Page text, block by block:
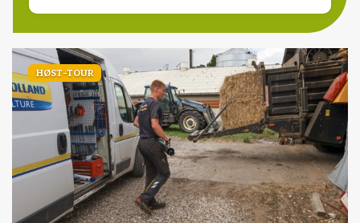
HØST-TOUR